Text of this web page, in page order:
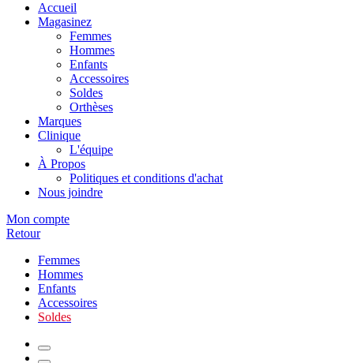
Accueil
Magasinez
Femmes
Hommes
Enfants
Accessoires
Soldes
Orthèses
Marques
Clinique
L'équipe
À Propos
Politiques et conditions d'achat
Nous joindre
Mon compte
Retour
Femmes
Hommes
Enfants
Accessoires
Soldes